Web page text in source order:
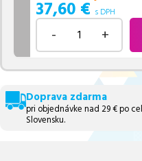
37,60 € s DPH
- +
Doprava zdarma
pri objednávke nad 29 € po
Slovensku.